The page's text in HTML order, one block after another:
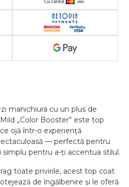
manichiura cu un plus de
„Color Booster” este top
ojă într-o experiență
— perfectă pentru
simplu pentru a-ți accentua stilul.
toate privirile, acest top coat
de îngălbenire și le oferă